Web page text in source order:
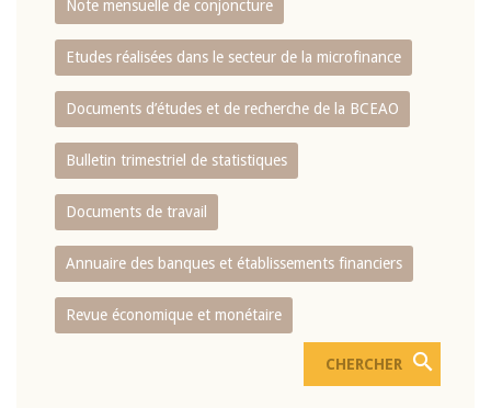
Note mensuelle de conjoncture
Etudes réalisées dans le secteur de la microfinance
Documents d’études et de recherche de la BCEAO
Bulletin trimestriel de statistiques
Documents de travail
Annuaire des banques et établissements financiers
Revue économique et monétaire